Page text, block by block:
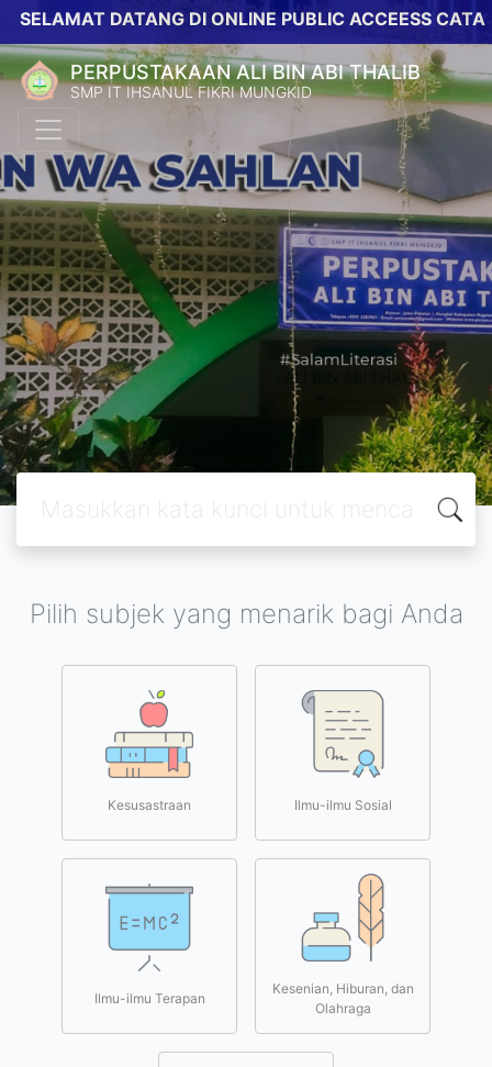
DATANG DI ONLINE PUBLIC ACCEESS
PERPUSTAKAAN ALI BIN ABI THALIB
SMP IT IHSANUL FIKRI MUNGKID
Pilih subjek yang menarik bagi Anda
Kesusastraan Ilmu-ilmu Sosial
Ilmu-ilmu Terapan
Kesenian, Hiburan, dan
Olahraga